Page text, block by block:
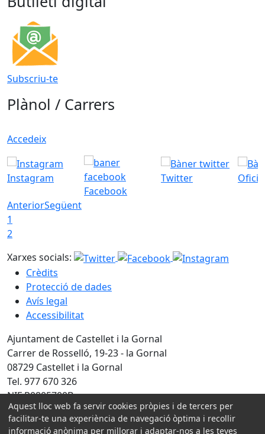
Subscriu-te
Plànol / Carrers
Accedeix
Instagram
Facebook
Twitter
AnteriorSegüent
1
2
Xarxes socials:
Crèdits
Protecció de dades
Avís legal
Accessibilitat
Ajuntament de Castellet i la Gornal
Carrer de Rosselló, 19-23 - la Gornal
08729 Castellet i la Gornal
Tel. 977 670 326
NIF P0805700B
Amb la col·laboració de:
Aquest lloc web fa servir cookies pròpies i de tercers per
facilitar-te una experiència de navegació òptima i recollir
informació anònima per millorar i adaptar-nos a les teves